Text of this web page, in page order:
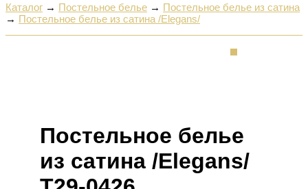
Каталог → Постельное белье → Постельное белье из сатина
→ Постельное белье из сатина /Elegans/
Постельное белье
из сатина /Elegans/